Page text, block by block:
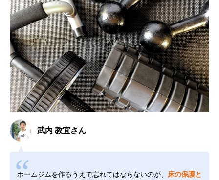
武内 教宜さん
ホームジムを作るうえで忘れてはならないのが、 床の保護と